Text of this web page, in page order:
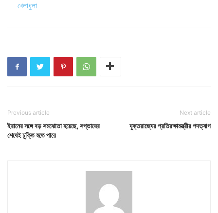
In relation to
খেলাধুলা
Previous article
ইরানের সঙ্গে বড় সমঝোতা হয়েছে, সপ্তাহের
শেষেই চুক্তি হতে পারে
Next article
যুক্তরাজ্যের প্রতিরক্ষামন্ত্রীর পদত্যাগ